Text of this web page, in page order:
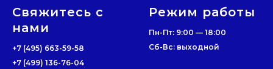
Свяжитесь с
нами
+7 (495) 663-59-58
+7 (499) 136-76-04
Режим работы
Пн-Пт: 9:00 — 18:00
Сб-Вс: выходной